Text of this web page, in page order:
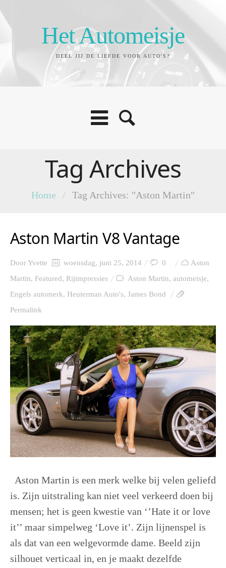
Het Automeisje
DEEL JIJ DE LIEFDE VOOR AUTO'S?
Tag Archives
Home / Tag Archives: "Aston Martin"
Aston Martin V8 Vantage
DoorYvette woensdag, juni 25, 2014 0
Aston
Martin, Featured, Rijimpressies Aston Martin, automeisje,
Engels automerk, Heuterman Auto's, James Bond
Permalink
Aston Martin is een merk welke bij velen geliefd
is. Zijn uitstraling kan niet veel verkeerd doen bij
mensen; het is geen kwestie van ‘’Hate it or love
it’’ maar simpelweg ‘Love it’. Zijn lijnenspel is
als dat van een welgevormde dame. Beeld zijn
silhouet verticaal in, en je maakt dezelfde